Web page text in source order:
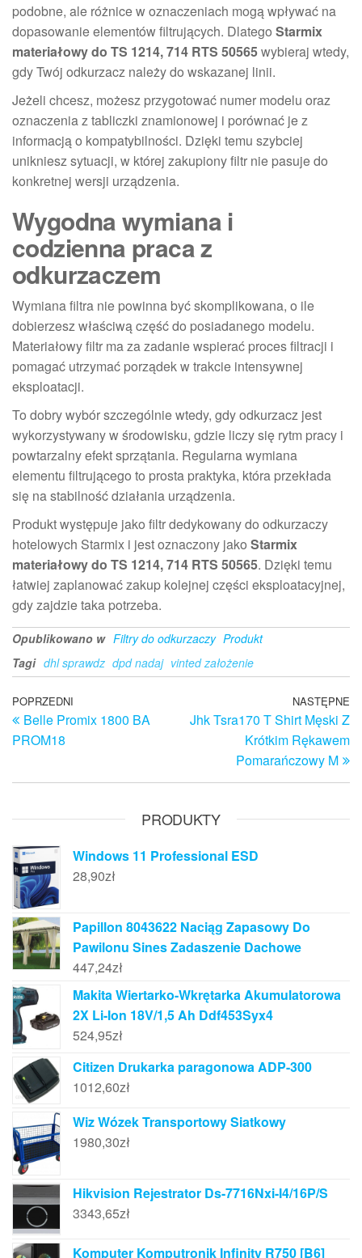
podobne, ale różnice w oznaczeniach mogą wpływać na
dopasowanie elementów filtrujących. Dlatego Starmix
materiałowy do TS 1214, 714 RTS 50565wybieraj wtedy,
gdy Twój odkurzacz należy do wskazanej linii.
Jeżeli chcesz, możesz przygotować numer modelu oraz
oznaczenia z tabliczki znamionowej i porównać je z
informacją o kompatybilności. Dzięki temu szybciej
unikniesz sytuacji, w której zakupiony filtr nie pasuje do
konkretnej wersji urządzenia.
Wygodna wymiana i
codzienna praca z
odkurzaczem
Wymiana filtra nie powinna być skomplikowana, o ile
dobierzesz właściwą część do posiadanego modelu.
Materiałowy filtr ma za zadanie wspierać proces filtracji i
pomagać utrzymać porządek w trakcie intensywnej
eksploatacji.
To dobry wybór szczególnie wtedy, gdy odkurzacz jest
wykorzystywany w środowisku, gdzie liczy się rytm pracy i
powtarzalny efekt sprzątania. Regularna wymiana
elementu filtrującego to prosta praktyka, która przekłada
się na stabilność działania urządzenia.
Produkt występuje jako filtr dedykowany do odkurzaczy
hotelowych Starmix i jest oznaczony jako Starmix
materiałowy do TS 1214, 714 RTS 50565. Dzięki temu
łatwiej zaplanować zakup kolejnej części eksploatacyjnej,
gdy zajdzie taka potrzeba.
Opublikowano w Filtry do odkurzaczy Produkt
Tagi dhl sprawdz dpd nadaj vinted założenie
Nawigacja
wpisu
Poprzedni
wpis
POPRZEDNI
Belle Promix 1800 BA
PROM18
NASTĘPNE
Jhk Tsra170 T Shirt Męski Z
Krótkim Rękawem
Pomarańczowy M
PRODUKTY
Windows 11 Professional ESD
28,90zł
Papillon 8043622 Naciąg Zapasowy Do
Pawilonu Sines Zadaszenie Dachowe
447,24zł
Makita Wiertarko-Wkrętarka Akumulatorowa
2X Li-Ion 18V/1,5 Ah Ddf453Syx4
524,95zł
Citizen Drukarka paragonowa ADP-300
1012,60zł
Wiz Wózek Transportowy Siatkowy
1980,30zł
Hikvision Rejestrator Ds-7716Nxi-I4/16P/S
3343,65zł
Komputer Komputronik Infinity R750 [B6]